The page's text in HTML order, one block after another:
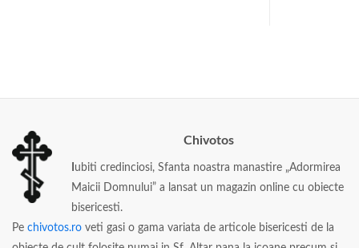
Chivotos
ubiti credinciosi, Sfanta noastra manastire „Adormirea
Maicii Domnului” a lansat un magazin online cu obiecte
bisericesti.
Pe chivotos.ro veti gasi o gama variata de articole bisericesti de la